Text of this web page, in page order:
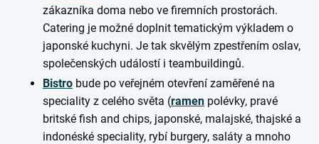
zákazníka doma nebo ve firemních prostorách.
Catering je možné doplnit tematickým výkladem o
japonské kuchyni. Je tak skvělým zpestřením oslav,
společenských událostí i teambuildingů.
Bistro bude po veřejném otevření zaměřené na
speciality z celého světa (ramen polévky, pravé
britské fish and chips, japonské, malajské, thajské a
indonéské speciality, rybí burgery, saláty a mnoho